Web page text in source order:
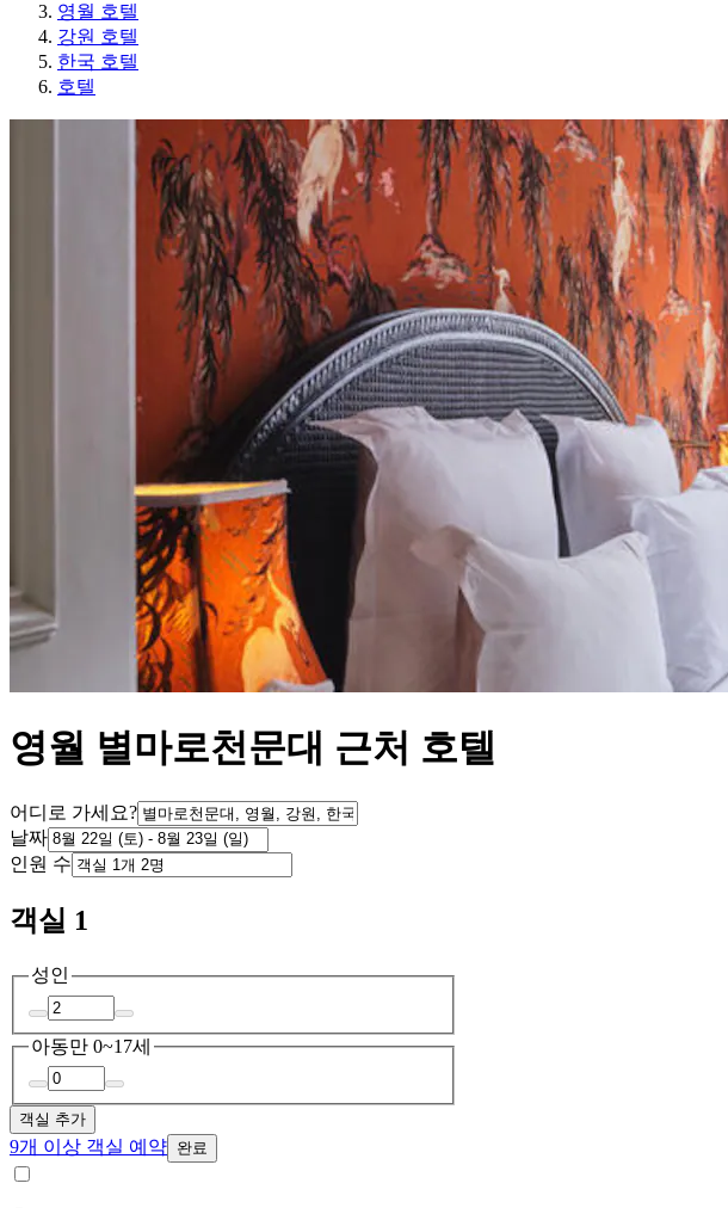
영월 호텔
강원 호텔
한국 호텔
호텔
영월 별마로천문대 근처 호텔
어디로 가세요?
날짜
인원 수
객실 1
성인
아동만 0~17세
객실 추가
9개 이상 객실 예약 완료